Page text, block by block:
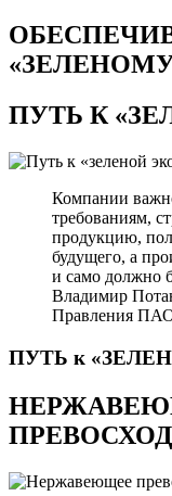
ПУТЬ К
Компании
требованиям,
продукцию,
будущего, а
и само должно
Владимир
Правления
ПУТЬ к